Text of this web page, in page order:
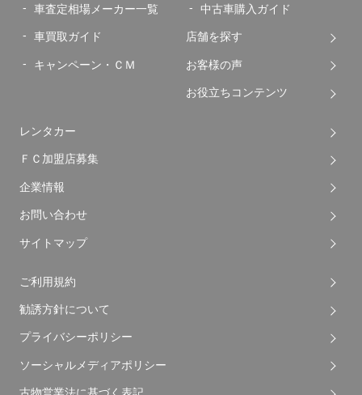
車査定相場メーカー一覧
車買取ガイド
キャンペーン・ＣＭ
中古車購入ガイド
店舗を探す
お客様の声
お役立ちコンテンツ
レンタカー
ＦＣ加盟店募集
企業情報
お問い合わせ
サイトマップ
ご利用規約
勧誘方針について
プライバシーポリシー
ソーシャルメディアポリシー